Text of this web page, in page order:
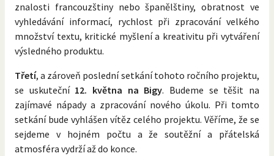
znalosti francouzštiny nebo španělštiny, obratnost ve
vyhledávání informací, rychlost při zpracování velkého
množství textu, kritické myšlení a kreativitu při vytváření
výsledného produktu.
Třetí, a zároveň poslední setkání tohoto ročního projektu,
se uskuteční 12. května na Bigy. Budeme se těšit na
zajímavé nápady a zpracování nového úkolu. Při tomto
setkání bude vyhlášen vítěz celého projektu. Věříme, že se
sejdeme v hojném počtu a že soutěžní a přátelská
atmosféra vydrží až do konce.